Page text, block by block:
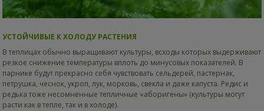
УСТОЙЧИВЫЕ К ХОЛОДУ РАСТЕНИЯ
В теплицах обычно выращивают культуры, всходы которых выдерживают
резкое снижение температуры вплоть до минусовых показателей. В
парнике будут прекрасно себя чувствовать сельдерей, пастернак,
петрушка, чеснок, укроп, лук, морковь, свекла и даже капуста. Редис и
редька тоже несомненные тепличные «аборигены» (культуры могут
расти как в тепле, так и в холоде).